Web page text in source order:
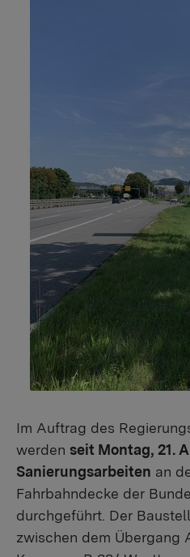
Im Auftrag des
werden seit Montag, 21.
Sanierungsarbeiten an
Fahrbahndecke der
durchgeführt. Der
zwischen dem Übergang